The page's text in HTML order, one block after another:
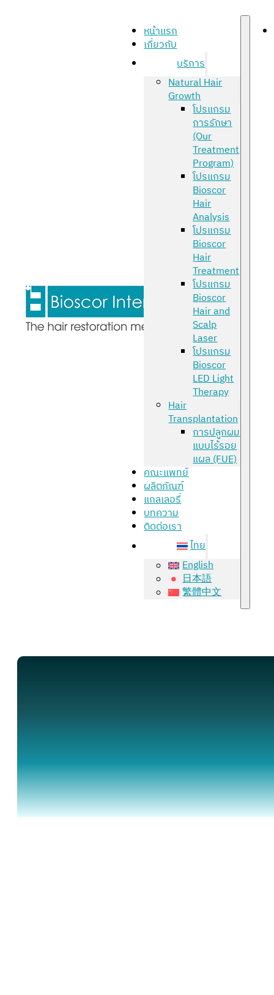
หน้าแรก
เกี่ยวกับ
บริการ
Natural Hair
Growth
โปรแกรม
การรักษา
(Our
Treatment
Program)
โปรแกรม
Bioscor
Hair
Analysis
โปรแกรม
Bioscor
Hair
Treatment
โปรแกรม
Bioscor
Hair and
Scalp
Laser
โปรแกรม
Bioscor
LED Light
Therapy
Hair
Transplantation
การปลูกผม
แบบไร้รอย
แผล (FUE)
คณะแพทย์
ผลิตภัณฑ์
แกลเลอรี่
บทความ
ติดต่อเรา
ไทย
English
日本語
繁體中文